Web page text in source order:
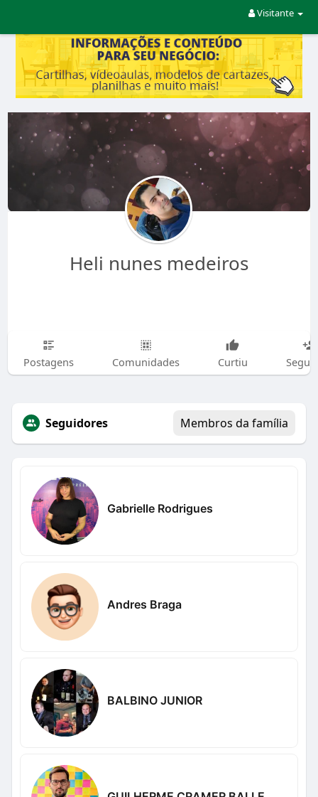
Visitante
Heli nunes medeiros
Postagens Comunidades Curtiu
Seguidores Membros da família
Gabrielle Rodrigues
Andres Braga
BALBINO JUNIOR